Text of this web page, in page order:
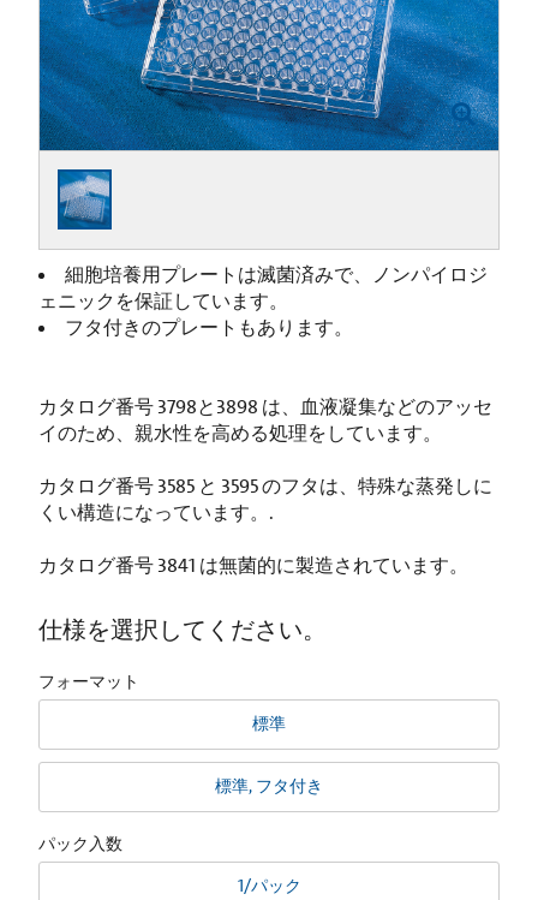
細胞培養用プレートは滅菌済みで、ノンパイロジ
ェニックを保証しています。
フタ付きのプレートもあります。
カタログ番号 3798と3898 は、血液凝集などのアッセ
イのため、親水性を高める処理をしています。
カタログ番号 3585 と 3595 のフタは、特殊な蒸発しに
くい構造になっています。.
カタログ番号 3841 は無菌的に製造されています。
仕様を選択してください。
フォーマット
標準
標準, フタ付き
パック入数
1/パック